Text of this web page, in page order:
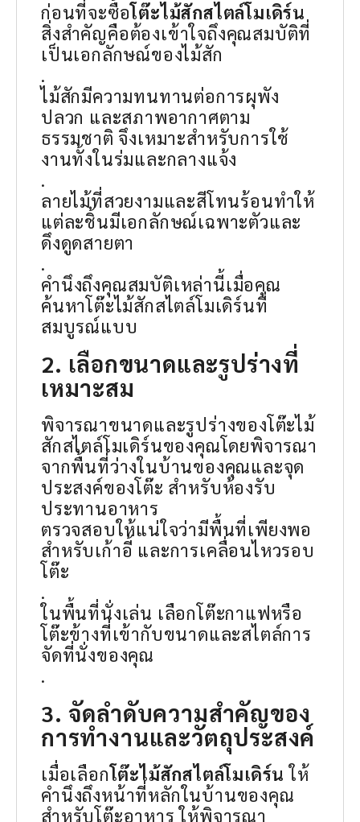
ก่อนที่จะซื้อโต๊ะไม้สักสไตล์โมเดิร์น
สิ่งสำคัญคือต้องเข้าใจถึงคุณสมบัติที่
เป็นเอกลักษณ์ของไม้สัก
.
ไม้สักมีความทนทานต่อการผุพัง
ปลวก และสภาพอากาศตาม
ธรรมชาติ จึงเหมาะสำหรับการใช้
งานทั้งในร่มและกลางแจ้ง
.
ลายไม้ที่สวยงามและสีโทนร้อนทำให้
แต่ละชิ้นมีเอกลักษณ์เฉพาะตัวและ
ดึงดูดสายตา
.
คำนึงถึงคุณสมบัติเหล่านี้เมื่อคุณ
ค้นหาโต๊ะไม้สักสไตล์โมเดิร์นที่
สมบูรณ์แบบ
2. เลือกขนาดและรูปร่างที่
เหมาะสม
พิจารณาขนาดและรูปร่างของโต๊ะไม้
สักสไตล์โมเดิร์นของคุณโดยพิจารณา
จากพื้นที่ว่างในบ้านของคุณและจุด
ประสงค์ของโต๊ะ สำหรับห้องรับ
ประทานอาหาร
ตรวจสอบให้แน่ใจว่ามีพื้นที่เพียงพอ
สำหรับเก้าอี้ และการเคลื่อนไหวรอบ
โต๊ะ
.
ในพื้นที่นั่งเล่น เลือกโต๊ะกาแฟหรือ
โต๊ะข้างที่เข้ากับขนาดและสไตล์การ
จัดที่นั่งของคุณ
.
3. จัดลำดับความสำคัญของ
การทำงานและวัตถุประสงค์
เมื่อเลือกโต๊ะไม้สักสไตล์โมเดิร์น ให้
คำนึงถึงหน้าที่หลักในบ้านของคุณ
สำหรับโต๊ะอาหาร ให้พิจารณา